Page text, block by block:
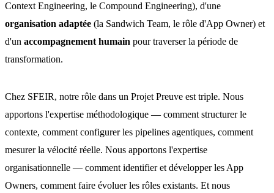
Context Engineering, le Compound Engineering), d'une
organisation adaptée (la Sandwich Team, le rôle d'App Owner) et
d'un accompagnement humain pour traverser la période de
transformation.
Chez SFEIR, notre rôle dans un Projet Preuve est triple. Nous
apportons l'expertise méthodologique — comment structurer le
contexte, comment configurer les pipelines agentiques, comment
mesurer la vélocité réelle. Nous apportons l'expertise
organisationnelle — comment identifier et développer les App
Owners, comment faire évoluer les rôles existants. Et nous